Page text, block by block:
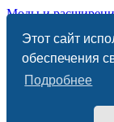
Этот сайт
обеспечения
Подробнее
Моды и